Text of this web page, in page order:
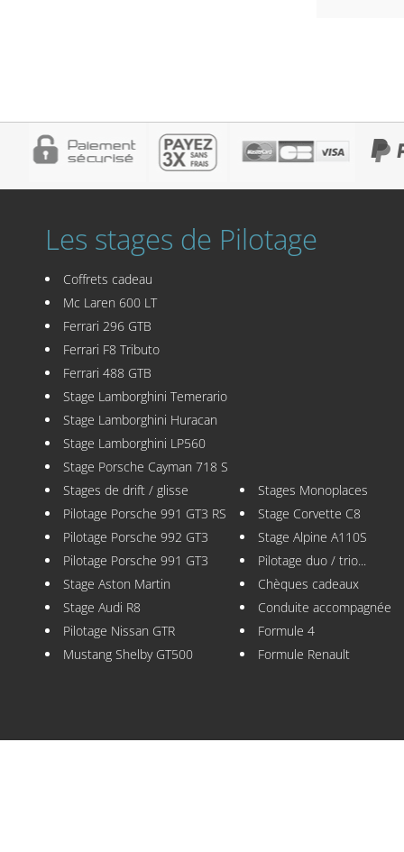
Les stages de Pilotage
Coffrets cadeau
Mc Laren 600 LT
Ferrari 296 GTB
Ferrari F8 Tributo
Ferrari 488 GTB
Stage Lamborghini Temerario
Stage Lamborghini Huracan
Stage Lamborghini LP560
Stage Porsche Cayman 718 S
Stages de drift / glisse
Pilotage Porsche 991 GT3 RS
Pilotage Porsche 992 GT3
Pilotage Porsche 991 GT3
Stage Aston Martin
Stage Audi R8
Pilotage Nissan GTR
Mustang Shelby GT500
Stages Monoplaces
Stage Corvette C8
Stage Alpine A110S
Pilotage duo / trio...
Chèques cadeaux
Conduite accompagnée
Formule 4
Formule Renault